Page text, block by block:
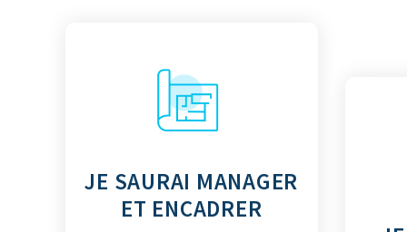
JE SAURAI MANAGER
ET ENCADRER